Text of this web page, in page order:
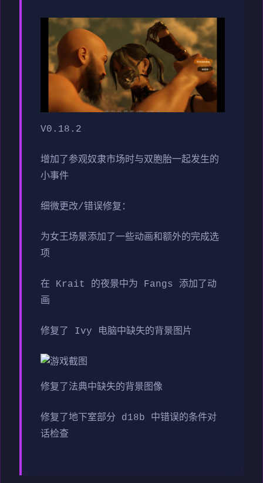
V0.18.2
增加了参观奴隶市场时与双胞胎一起发生的
小事件
细微更改/错误修复：
为女王场景添加了一些动画和额外的完成选
项
在 Krait 的夜景中为 Fangs 添加了动
画
修复了 Ivy 电脑中缺失的背景图片
修复了法典中缺失的背景图像
修复了地下室部分 d18b 中错误的条件对
话检查